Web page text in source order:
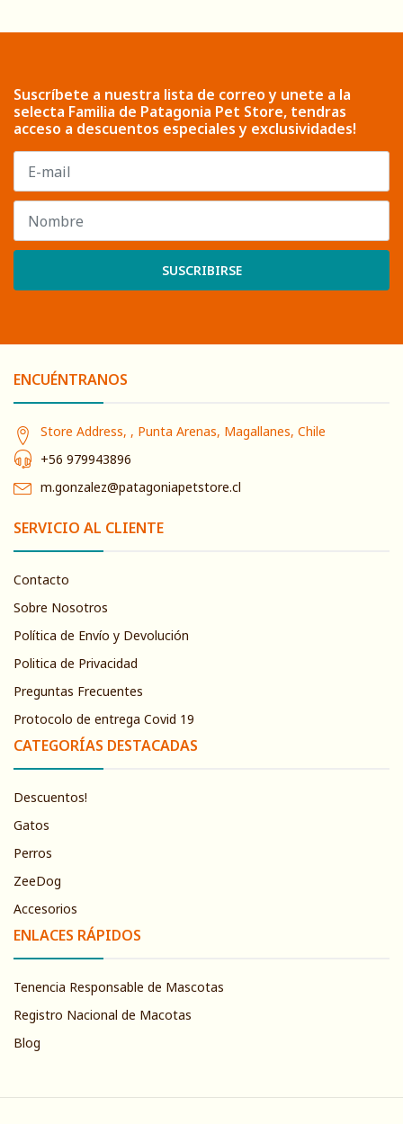
Suscríbete a nuestra lista de correo y unete a la
selecta Familia de Patagonia Pet Store, tendras
acceso a descuentos especiales y exclusividades!
SUSCRIBIRSE
ENCUÉNTRANOS
Store Address, , Punta Arenas, Magallanes, Chile
+56 979943896
m.gonzalez@patagoniapetstore.cl
SERVICIO AL CLIENTE
Contacto
Sobre Nosotros
Política de Envío y Devolución
Politica de Privacidad
Preguntas Frecuentes
Protocolo de entrega Covid 19
CATEGORÍAS DESTACADAS
Descuentos!
Gatos
Perros
ZeeDog
Accesorios
ENLACES RÁPIDOS
Tenencia Responsable de Mascotas
Registro Nacional de Macotas
Blog